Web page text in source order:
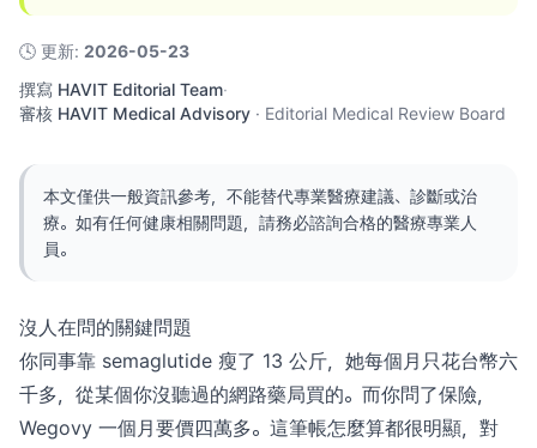
🕓 更新: 2026-05-23
撰寫 HAVIT Editorial Team·
審核 HAVIT Medical Advisory · Editorial Medical Review Board
本文僅供一般資訊參考，不能替代專業醫療建議、診斷或治
療。如有任何健康相關問題，請務必諮詢合格的醫療專業人
員。
沒人在問的關鍵問題
你同事靠 semaglutide 瘦了 13 公斤，她每個月只花台幣六
千多，從某個你沒聽過的網路藥局買的。而你問了保險，
Wegovy 一個月要價四萬多。這筆帳怎麼算都很明顯，對